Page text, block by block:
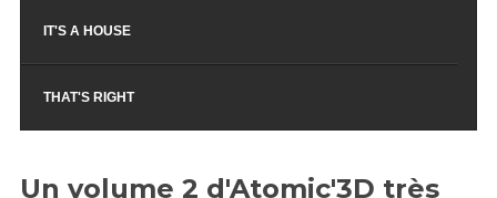
IT'S A HOUSE
THAT'S RIGHT
my mind 16 Juin 2026 MASTER
Un volume 2 d'Atomic'3D très